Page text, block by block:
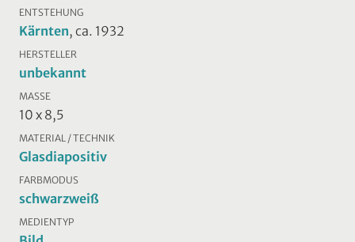
ENTSTEHUNG
Kärnten, ca. 1932
HERSTELLER
unbekannt
MASSE
10 x 8,5
MATERIAL / TECHNIK
Glasdiapositiv
FARBMODUS
schwarzweiß
MEDIENTYP